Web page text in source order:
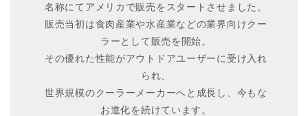
名称にてアメリカで販売をスタートさせました。
販売当初は食肉産業や水産業などの業界向けクー
ラーとして販売を開始。
その優れた性能がアウトドアユーザーに受け入れ
られ、
世界規模のクーラーメーカーへと成長し、今もな
お進化を続けています。